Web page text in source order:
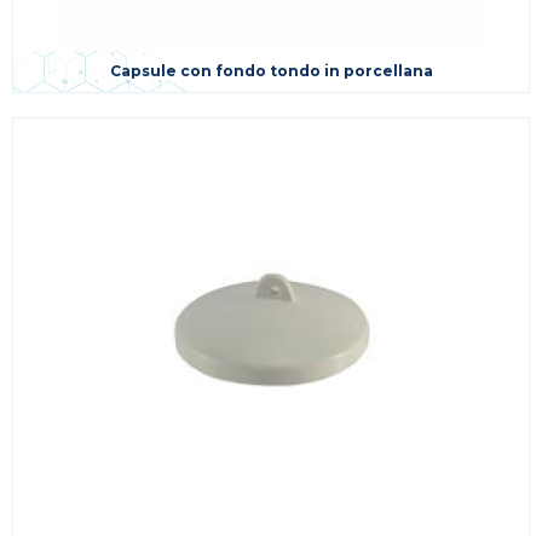
Capsule con fondo tondo in porcellana